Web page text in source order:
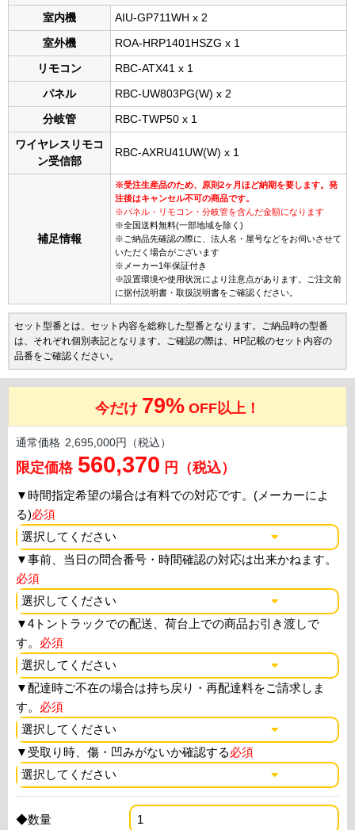
室内機 AIU-GP711WH x 2
室外機 ROA-HRP1401HSZG x 1
リモコン RBC-ATX41 x 1
パネル RBC-UW803PG(W) x 2
分岐管 RBC-TWP50 x 1
ワイヤレスリモコ
ン受信部
RBC-AXRU41UW(W) x 1
補足情報
※受注生産品のため、原則2ヶ月ほど納期を要します。発
注後はキャンセル不可の商品です。
※パネル・リモコン・分岐管を含んだ金額になります
※全国送料無料(一部地域を除く)
※ご納品先確認の際に、法人名・屋号などをお伺いさせて
いただく場合がございます
※メーカー1年保証付き
※設置環境や使用状況により注意点があります。ご注文前
に据付説明書・取扱説明書をご確認ください。
セット型番とは、セット内容を総称した型番となります。ご納品時の型番
は、それぞれ個別表記となります。ご確認の際は、HP記載のセット内容の
品番をご確認ください。
今だけ 79% OFF以上！
通常価格 2,695,000円（税込）
限定価格 560,370 円（税込）
▼時間指定希望の場合は有料での対応です。(メーカーによ
る)必須
▼事前、当日の問合番号・時間確認の対応は出来かねます。
必須
▼4トントラックでの配送、荷台上での商品お引き渡しで
す。 必須
▼配達時ご不在の場合は持ち戻り・再配達料をご請求しま
す。 必須
▼ 受取り時、傷・凹みがないか確認する必須
◆数量